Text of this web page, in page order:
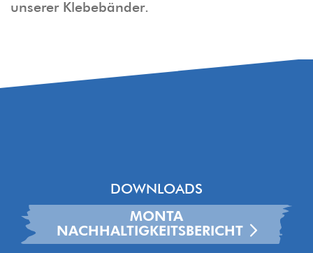
unserer Klebebänder.
DOWNLOADS
MONTA
NACHHALTIGKEITSBERICHT